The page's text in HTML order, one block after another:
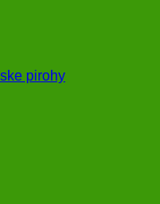
pirohy